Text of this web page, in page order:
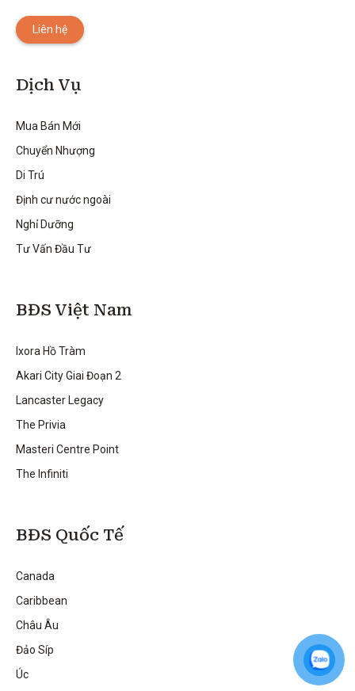
Liên hệ
Dịch Vụ
Mua Bán Mới
Chuyển Nhượng
Di Trú
Định cư nước ngoài
Nghỉ Dưỡng
Tư Vấn Đầu Tư
BĐS Việt Nam
Ixora Hồ Tràm
Akari City Giai Đoạn 2
Lancaster Legacy
The Privia
Masteri Centre Point
The Infiniti
BĐS Quốc Tế
Canada
Caribbean
Châu Âu
Đảo Síp
Úc